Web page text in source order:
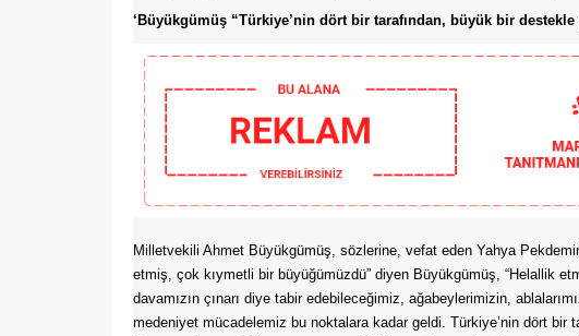
‘Büyükgümüş “Türkiye’nin dört bir tarafından, büyük bir
Milletvekili Ahmet Büyükgümüş, sözlerine, vefat eden Yahya
etmiş, çok kıymetli bir büyüğümüzdü” diyen Büyükgümüş, “Helallik
davamızın çınarı diye tabir edebileceğimiz, ağabeylerimizin,
medeniyet mücadelemiz bu noktalara kadar geldi. Türkiye’nin dört